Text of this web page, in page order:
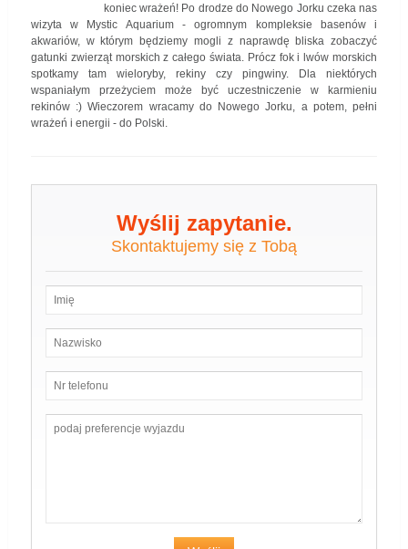
koniec wrażeń! Po drodze do Nowego Jorku czeka nas
wizyta w Mystic Aquarium - ogromnym kompleksie basenów i
akwariów, w którym będziemy mogli z naprawdę bliska zobaczyć
gatunki zwierząt morskich z całego świata. Prócz fok i lwów morskich
spotkamy tam wieloryby, rekiny czy pingwiny. Dla niektórych
wspaniałym przeżyciem może być uczestniczenie w karmieniu
rekinów :) Wieczorem wracamy do Nowego Jorku, a potem, pełni
wrażeń i energii - do Polski.
Wyślij zapytanie.
Skontaktujemy się z Tobą